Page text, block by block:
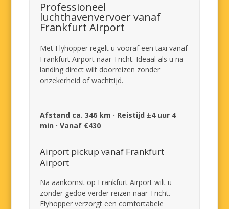
Professioneel
luchthavenvervoer vanaf
Frankfurt Airport
Met Flyhopper regelt u vooraf een taxi vanaf
Frankfurt Airport naar Tricht. Ideaal als u na
landing direct wilt doorreizen zonder
onzekerheid of wachttijd.
Afstand ca. 346 km · Reistijd ±4 uur 4
min · Vanaf €430
Airport pickup vanaf Frankfurt
Airport
Na aankomst op Frankfurt Airport wilt u
zonder gedoe verder reizen naar Tricht.
Flyhopper verzorgt een comfortabele